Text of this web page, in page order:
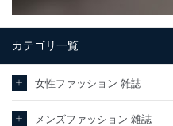
カテゴリ一覧
女性ファッション 雑誌
メンズファッション 雑誌